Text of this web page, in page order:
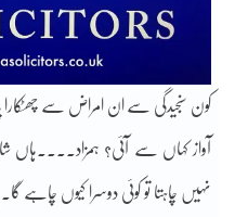
کون سنجیدگی سے ان امراض سے
آواز کہاں سے آئی؟ ہمزاد۔۔۔۔ہاں
نہیں چاہتا تو کوئی دوسرا کیوں چاہے